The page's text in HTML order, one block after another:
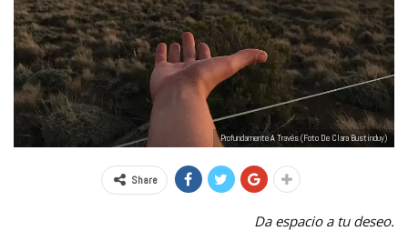
Profundamente A Través (foto De Clara Bustinduy)
Share
Da espacio a tu deseo.